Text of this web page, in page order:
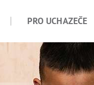
PRO UCHAZEČE